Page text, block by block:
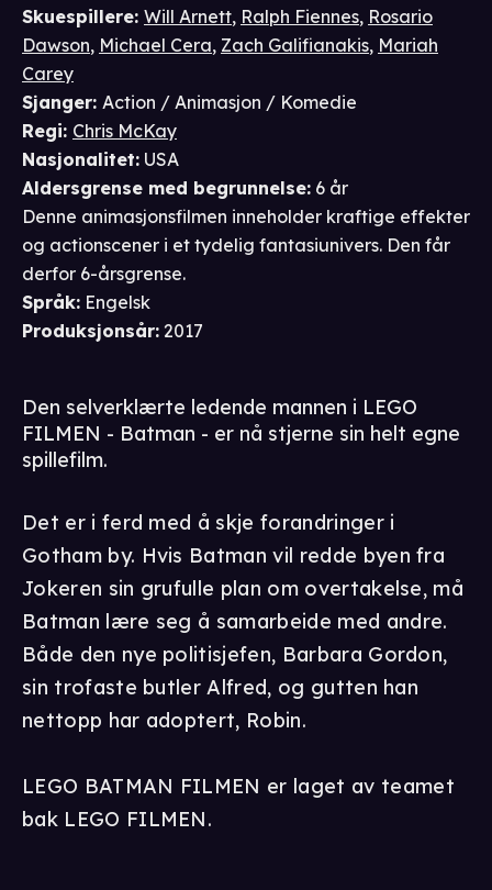
Skuespillere: Will Arnett, Ralph Fiennes, Rosario
Dawson, Michael Cera, Zach Galifianakis, Mariah
Carey
Sjanger: Action / Animasjon / Komedie
Regi: Chris McKay
Nasjonalitet: USA
Aldersgrense med begrunnelse: 6 år
Denne animasjonsfilmen inneholder kraftige effekter
og actionscener i et tydelig fantasiunivers. Den får
derfor 6-årsgrense.
Språk: Engelsk
Produksjonsår: 2017
Den selverklærte ledende mannen i LEGO
FILMEN - Batman - er nå stjerne sin helt egne
spillefilm.
Det er i ferd med å skje forandringer i
Gotham by. Hvis Batman vil redde byen fra
Jokeren sin grufulle plan om overtakelse, må
Batman lære seg å samarbeide med andre.
Både den nye politisjefen, Barbara Gordon,
sin trofaste butler Alfred, og gutten han
nettopp har adoptert, Robin.
LEGO BATMAN FILMEN er laget av teamet
bak LEGO FILMEN.